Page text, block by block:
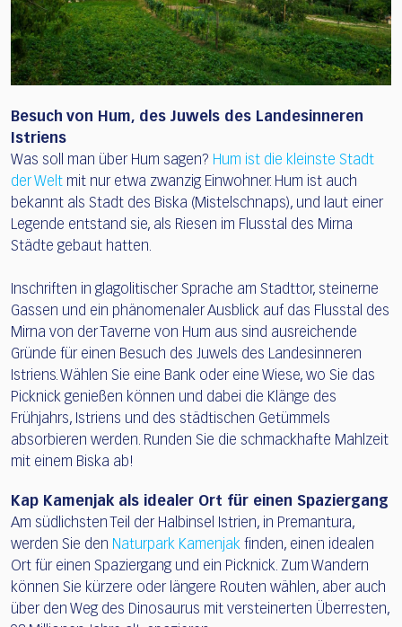
Besuch von Hum, des Juwels des Landesinneren
Istriens
Was soll man über Hum sagen? Hum ist die kleinste Stadt
der Welt mit nur etwa zwanzig Einwohner. Hum ist auch
bekannt als Stadt des Biska (Mistelschnaps), und laut einer
Legende entstand sie, als Riesen im Flusstal des Mirna
Städte gebaut hatten.
Inschriften in glagolitischer Sprache am Stadttor, steinerne
Gassen und ein phänomenaler Ausblick auf das Flusstal des
Mirna von der Taverne von Hum aus sind ausreichende
Gründe für einen Besuch des Juwels des Landesinneren
Istriens. Wählen Sie eine Bank oder eine Wiese, wo Sie das
Picknick genießen können und dabei die Klänge des
Frühjahrs, Istriens und des städtischen Getümmels
absorbieren werden. Runden Sie die schmackhafte Mahlzeit
mit einem Biska ab!
Kap Kamenjak als idealer Ort für einen Spaziergang
Am südlichsten Teil der Halbinsel Istrien, in Premantura,
werden Sie den Naturpark Kamenjak finden, einen idealen
Ort für einen Spaziergang und ein Picknick. Zum Wandern
können Sie kürzere oder längere Routen wählen, aber auch
über den Weg des Dinosaurus mit versteinerten Überresten,